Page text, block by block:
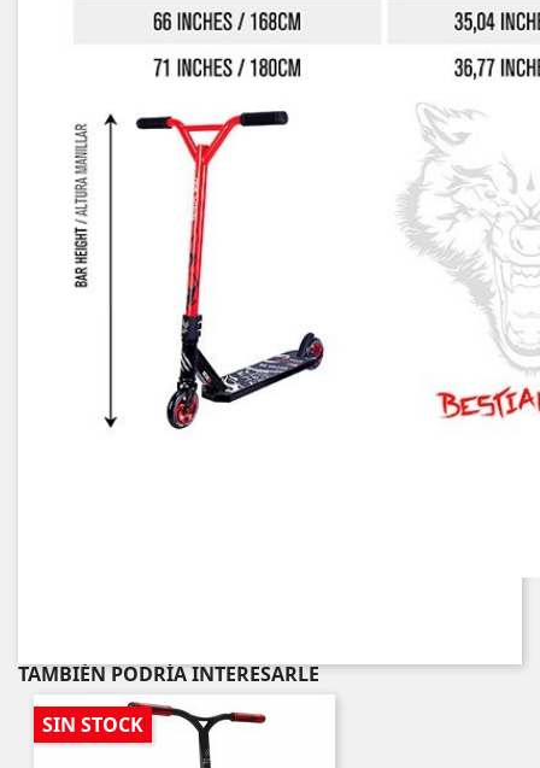
TAMBIÉN PODRÍA INTERESARLE
SIN STOCK